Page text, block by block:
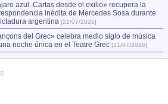
azul. Cartas desde el exilio» recupera la
inédita de Mercedes Sosa durante
argentina [21/07/2026]
del Grec» celebra medio siglo de música
noche única en el Teatre Grec [21/07/2026]